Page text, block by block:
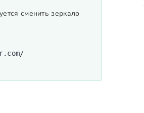
сменить зеркало